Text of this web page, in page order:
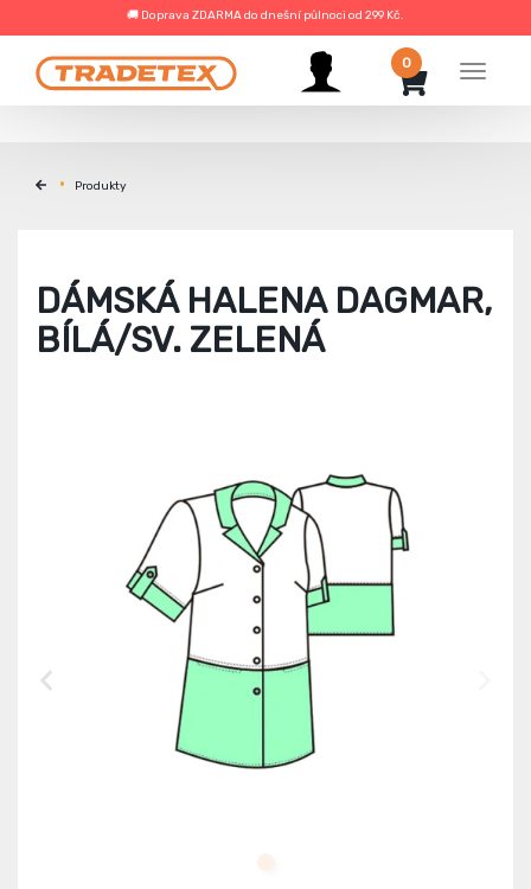
🚚 Doprava ZDARMA do dnešní půlnoci od 299 Kč.
Menu
0
Produkty
DÁMSKÁ HALENA DAGMAR,
BÍLÁ/SV. ZELENÁ